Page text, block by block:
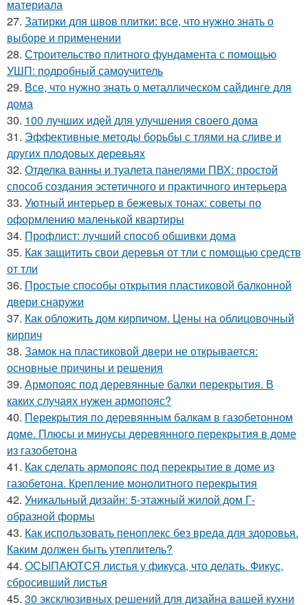
материала
27. Затирки для швов плитки: все, что нужно знать о
выборе и применении
28. Строительство плитного фундамента с помощью
УШП: подробный самоучитель
29. Все, что нужно знать о металлическом сайдинге для
дома
30. 100 лучших идей для улучшения своего дома
31. Эффективные методы борьбы с тлями на сливе и
других плодовых деревьях
32. Отделка ванны и туалета панелями ПВХ: простой
способ создания эстетичного и практичного интерьера
33. Уютный интерьер в бежевых тонах: советы по
оформлению маленькой квартиры
34. Профлист: лучший способ обшивки дома
35. Как защитить свои деревья от тли с помощью средств
от тли
36. Простые способы открытия пластиковой балконной
двери снаружи
37. Как обложить дом кирпичом. Цены на облицовочный
кирпич
38. Замок на пластиковой двери не открывается:
основные причины и решения
39. Армопояс под деревянные балки перекрытия. В
каких случаях нужен армопояс?
40. Перекрытия по деревянным балкам в газобетонном
доме. Плюсы и минусы деревянного перекрытия в доме
из газобетона
41. Как сделать армопояс под перекрытие в доме из
газобетона. Крепление монолитного перекрытия
42. Уникальный дизайн: 5-этажный жилой дом Г-
образной формы
43. Как использовать пеноплекс без вреда для здоровья.
Каким должен быть утеплитель?
44. ОСЫПАЮТСЯ листья у фикуса, что делать. Фикус,
сбросивший листья
45. 30 эксклюзивных решений для дизайна вашей кухни